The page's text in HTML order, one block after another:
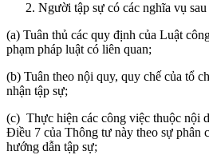
Người tập sự có các nghĩa vụ sau
(a) Tuân thủ các quy định của Luật
phạm pháp luật có liên quan;
(b) Tuân theo nội quy, quy chế của tổ
nhận tập sự;
(c) Thực hiện các công việc thuộc nội
Điều 7 của Thông tư này theo sự phân
hướng dẫn tập sự;